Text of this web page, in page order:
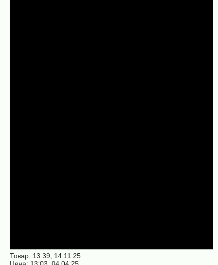
Товар: 13:39, 14.11.25